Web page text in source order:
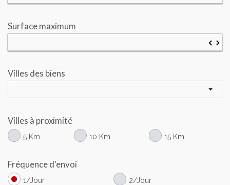
Surface maximum
▼
Villes des biens
Villes à proximité
5 Km 10 Km 15 Km
Fréquence d'envoi
1/Jour 2/Jour